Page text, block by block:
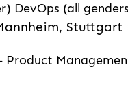
DevOps (all
Stuttgart